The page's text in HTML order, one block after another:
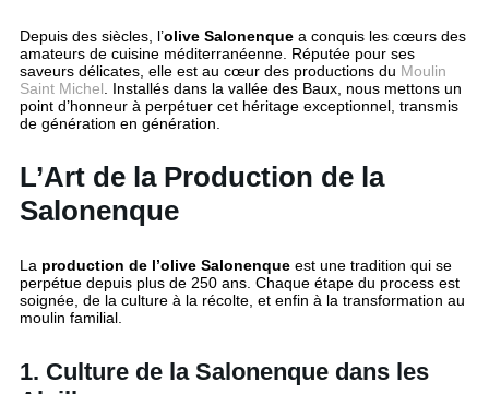
Depuis des siècles, l’olive Salonenque a conquis les cœurs des
amateurs de cuisine méditerranéenne. Réputée pour ses
saveurs délicates, elle est au cœur des productions du Moulin
Saint Michel . Installés dans la vallée des Baux, nous mettons un
point d’honneur à perpétuer cet héritage exceptionnel, transmis
de génération en génération.
L’Art de la Production de la
Salonenque
La production de l’olive Salonenque est une tradition qui se
perpétue depuis plus de 250 ans. Chaque étape du process est
soignée, de la culture à la récolte, et enfin à la transformation au
moulin familial.
1. Culture de la Salonenque dans les